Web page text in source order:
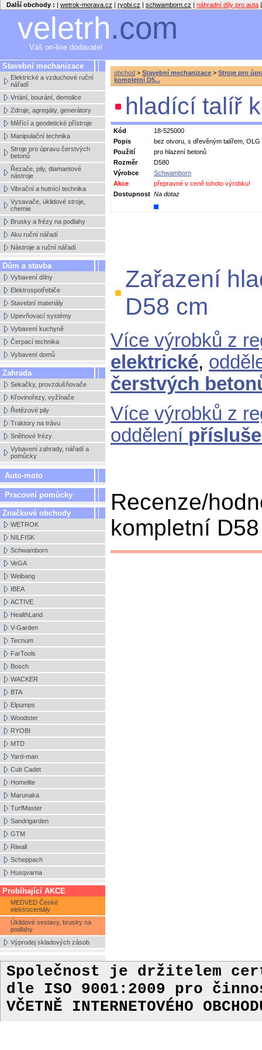
Další obchody : | wetrok-morava.cz | ryobi.cz | schwamborn.cz | náhradní díly pro auta |
veletrh.com
Váš on-line dodavatel
Stavební mechanizace
Elektrické a vzduchové ruční
nářadí
Vrtání, bourání, demolice
Zdroje, agregáty, generátory
Měřící a geodetické přístroje
Manipulační technika
Stroje pro úpravu čerstvých
betonů
Řezače, pily, diamantové
nástroje
Vibrační a hutnící technika
Vysavače, úklidové stroje,
chemie
Brusky a frézy na podlahy
Aku ruční nářadí
Nástroje a ruční nářadí
Dům a stavba
Vybavení dílny
Elektrospotřebiče
Stavební materiály
Upevňovací systémy
Vybavení kuchyně
Čerpací technika
Vybavení domů
Zahrada
Sekačky, provzdušňovače
Křovinořezy, vyžínače
Řetězové pily
Traktory na trávu
Sněhové frézy
Vybavení zahrady, nářadí a
pomůcky
Auto-moto
Pracovní pomůcky
Značkové obchody
WETROK
NILFISK
Schwamborn
VeGA
Weibang
IBEA
ACTIVE
HealthLand
V-Garden
Tecnum
FarTools
Bosch
WACKER
BTA
Elpumps
Woodster
RYOBI
MTD
Yard-man
Cub Cadet
Homelite
Marunaka
TurfMaster
Sandrigarden
GTM
Riwall
Scheppach
Husqvarna
Probíhající AKCE
MEDVED České
elektrocentály
Úklidové sestavy, brusky na
podlahy
Výprodej skladových zásob
obchod > Stavební mechanizace > Stroje pro
kompletní D5...
hladící talíř
Kód
18-525000
Popis
bez otvoru, s dřevěným talířem, OLG
Použití
pro hlazení betonů
Rozměr
D580
Výrobce
Schwamborn
Akce
přepravné v ceně tohoto výrobku!
Dostupnost Na dotaz
Zařazení
D58 cm
Více výrobků z
elektrické,
čerstvých
Více výrobků z
oddělení
Recenze/
kompletní
Společnost je držitelem
dle ISO 9001:2009 pro
VČETNĚ INTERNETOVÉHO